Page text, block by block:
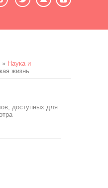
» Наука и
жизнь
доступных для